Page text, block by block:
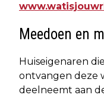
Meedoen en
Huiseigenaren
ontvangen deze
deelneemt aan